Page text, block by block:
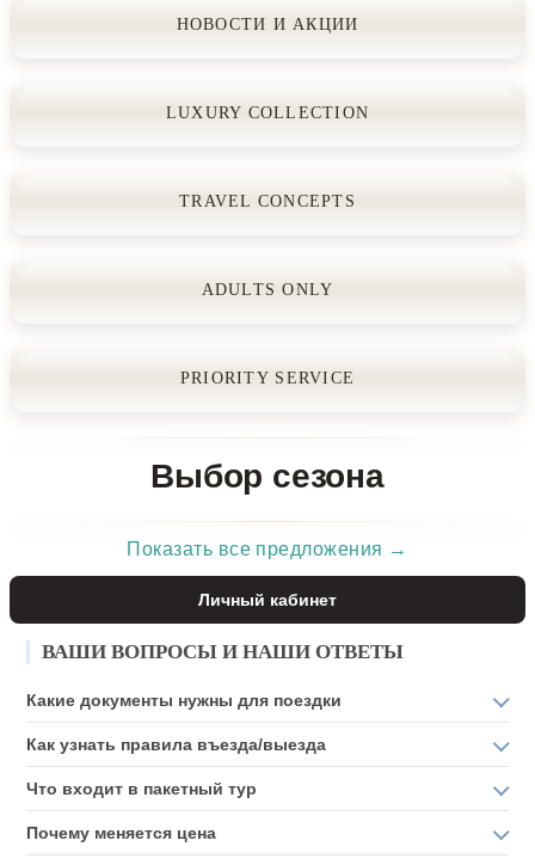
НОВОСТИ И АКЦИИ
LUXURY COLLECTION
TRAVEL CONCEPTS
ADULTS ONLY
PRIORITY SERVICE
Выбор сезона
Показать все предложения →
Личный кабинет
ВАШИ ВОПРОСЫ И НАШИ ОТВЕТЫ
Какие документы нужны для поездки
Как узнать правила въезда/выезда
Что входит в пакетный тур
Почему меняется цена